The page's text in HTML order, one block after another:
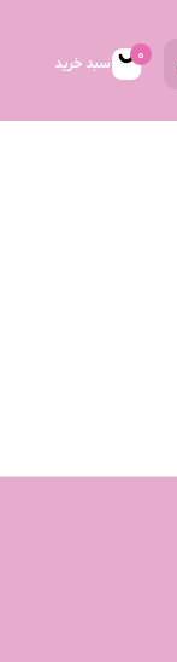
0 سبد خرید